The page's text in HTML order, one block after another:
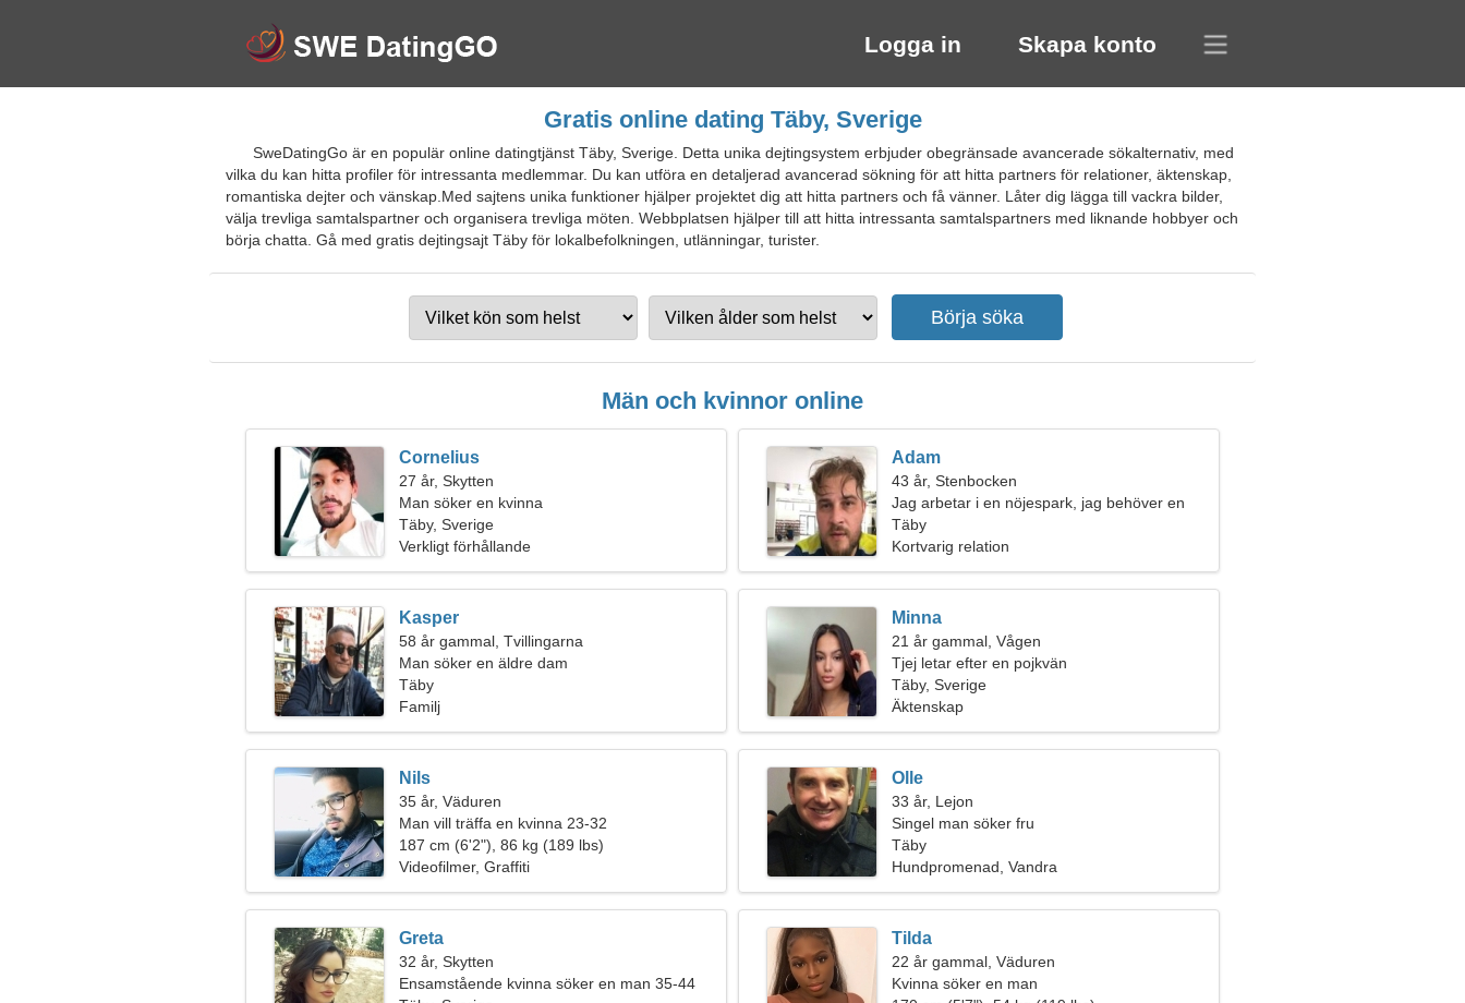
Logga in Skapa konto
Gratis online dating Täby, Sverige
SweDatingGo är en populär online datingtjänst Täby, Sverige. Detta unika dejtingsystem erbjuder obegränsade avancerade sökalternativ, med
vilka du kan hitta profiler för intressanta medlemmar. Du kan utföra en detaljerad avancerad sökning för att hitta partners för relationer, äktenskap,
romantiska dejter och vänskap.Med sajtens unika funktioner hjälper projektet dig att hitta partners och få vänner. Låter dig lägga till vackra bilder,
välja trevliga samtalspartner och organisera trevliga möten. Webbplatsen hjälper till att hitta intressanta samtalspartners med liknande hobbyer och
börja chatta. Gå med gratis dejtingsajt Täby för lokalbefolkningen, utlänningar, turister.
Män och kvinnor online
Cornelius
27 år, Skytten
Man söker en kvinna
Täby, Sverige
Verkligt förhållande
Adam
43 år, Stenbocken
Jag arbetar i en nöjespark, jag behöver en
underbar kvinna
Täby
Kortvarig relation
Kasper
58 år gammal, Tvillingarna
Man söker en äldre dam
Täby
Familj
Minna
21 år gammal, Vågen
Tjej letar efter en pojkvän
Täby, Sverige
Äktenskap
Nils
35 år, Väduren
Man vill träffa en kvinna 23-32
187 cm (6'2"), 86 kg (189 lbs)
Videofilmer, Graffiti
Olle
33 år, Lejon
Singel man söker fru
Täby
Hundpromenad, Vandra
Greta
32 år, Skytten
Ensamstående kvinna söker en man 35-44
Tilda
22 år gammal, Väduren
Kvinna söker en man